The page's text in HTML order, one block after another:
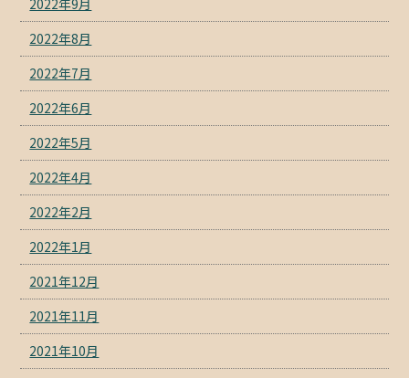
2022年8月
2022年7月
2022年6月
2022年5月
2022年4月
2022年2月
2022年1月
2021年12月
2021年11月
2021年10月